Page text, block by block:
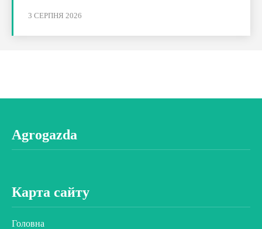
3 СЕРПНЯ 2026
Agrogazda
Карта сайту
Головна